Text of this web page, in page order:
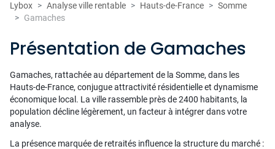
Lybox Analyse ville rentable Hauts-de-France
Somme
Gamaches
Présentation de Gamaches
Gamaches, rattachée au département de la Somme, dans les
Hauts-de-France, conjugue attractivité résidentielle et dynamisme
économique local. La ville rassemble près de 2400 habitants, la
population décline légèrement, un facteur à intégrer dans votre
analyse.
La présence marquée de retraités influence la structure du marché :